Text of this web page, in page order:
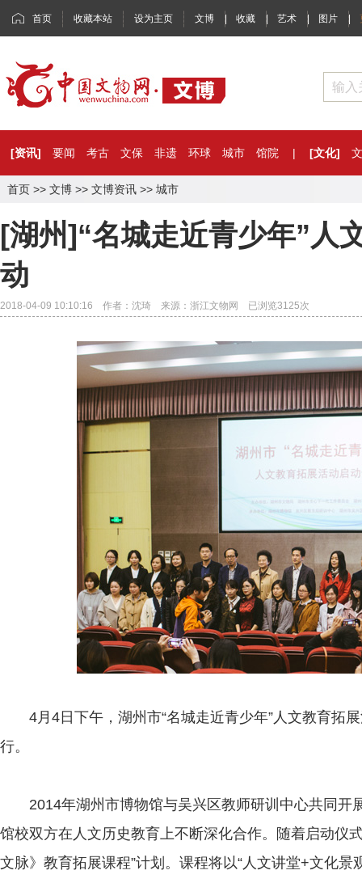
首页 收藏本站 设为主页 文博 | 收藏 | 艺术 | 图片 |
[资讯] 要闻 考古 文保 非遗 环球 城市 馆院 | [文化]
首页 >> 文博 >> 文博资讯 >> 城市
[湖州]“名城走近青少年”人
动
2018-04-09 10:10:16 作者：沈琦 来源：浙江文物网 已浏览3125次
4月4日下午，湖州市“名城走近青少年”人文教育拓
行。
2014年湖州市博物馆与吴兴区教师研训中心共同开
馆校双方在人文历史教育上不断深化合作。随着启动
文脉》教育拓展课程”计划。课程将以“人文讲堂+文化景